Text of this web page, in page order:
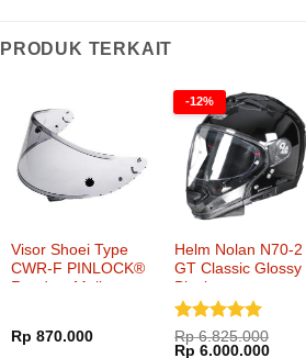
PRODUK TERKAIT
Visor Shoei Type
CWR-F PINLOCK®
Ready – Mellow
Rp 870.000
-12%
Helm Nolan N70-2
GT Classic Glossy
Black
Dinilai5
dari 5
Rp6.825.000
Harga
Rp 6.000.000Harga